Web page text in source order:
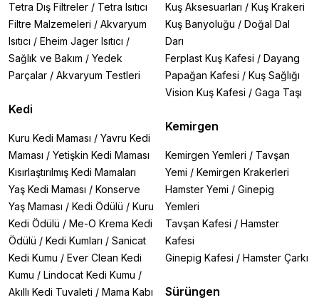
Tetra Dış Filtreler / Tetra Isıtıcı
Filtre Malzemeleri / Akvaryum
Isıtıcı / Eheim Jager Isıtıcı /
Sağlık ve Bakım / Yedek
Parçalar / Akvaryum Testleri
Kedi
Kuru Kedi Maması / Yavru Kedi
Maması / Yetişkin Kedi Maması
Kısırlaştırılmış Kedi Mamaları
Yaş Kedi Maması / Konserve
Yaş Maması / Kedi Ödülü / Kuru
Kedi Ödülü / Me-O Krema Kedi
Ödülü / Kedi Kumları / Sanicat
Kedi Kumu / Ever Clean Kedi
Kumu / Lindocat Kedi Kumu /
Akıllı Kedi Tuvaleti / Mama Kabı
Kuş Aksesuarları / Kuş Krakeri
Kuş Banyoluğu / Doğal Dal
Darı
Ferplast Kuş Kafesi / Dayang
Papağan Kafesi / Kuş Sağlığı
Vision Kuş Kafesi / Gaga Taşı
Kemirgen
Kemirgen Yemleri / Tavşan
Yemi / Kemirgen Krakerleri
Hamster Yemi / Ginepig
Yemleri
Tavşan Kafesi / Hamster
Kafesi
Ginepig Kafesi / Hamster Çarkı
Sürüngen